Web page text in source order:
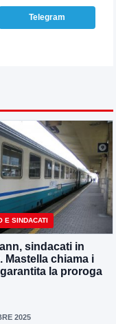
Telegram
E SINDACATI
sindacati in
Mastella chiama i
la proroga
2025